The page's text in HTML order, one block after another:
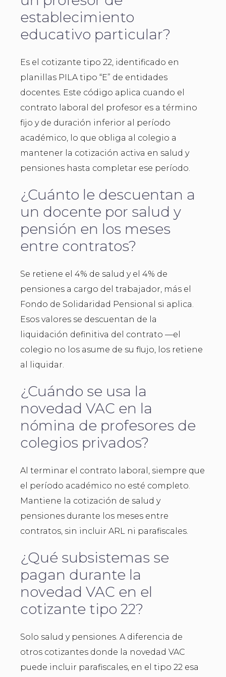
establecimiento
educativo particular?
Es el cotizante tipo 22, identificado en
planillas PILA tipo “E” de entidades
docentes. Este código aplica cuando el
contrato laboral del profesor es a término
fijo y de duración inferior al período
académico, lo que obliga al colegio a
mantener la cotización activa en salud y
pensiones hasta completar ese período.
¿Cuánto le descuentan a
un docente por salud y
pensión en los meses
entre contratos?
Se retiene el 4% de salud y el 4% de
pensiones a cargo del trabajador, más el
Fondo de Solidaridad Pensional si aplica.
Esos valores se descuentan de la
liquidación definitiva del contrato —el
colegio no los asume de su flujo, los retiene
al liquidar.
¿Cuándo se usa la
novedad VAC en la
nómina de profesores de
colegios privados?
Al terminar el contrato laboral, siempre que
el período académico no esté completo.
Mantiene la cotización de salud y
pensiones durante los meses entre
contratos, sin incluir ARL ni parafiscales.
¿Qué subsistemas se
pagan durante la
novedad VAC en el
cotizante tipo 22?
Solo salud y pensiones. A diferencia de
otros cotizantes donde la novedad VAC
puede incluir parafiscales, en el tipo 22 esa